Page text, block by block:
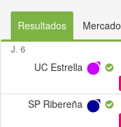
Resultados Mercado
J. 6
UC Estrella
SP Ribereña